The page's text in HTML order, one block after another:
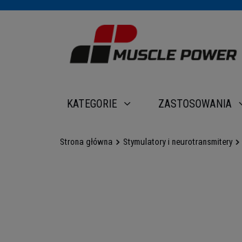
KATEGORIE ZASTOSOWANIA
Strona główna Stymulatory i neurotransmitery